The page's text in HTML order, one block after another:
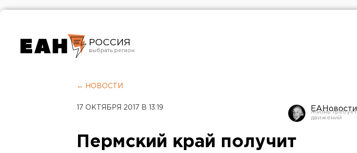
РОССИЯ
Челябинск
← НОВОСТИ
17 ОКТЯБРЯ 2017 В 13:19 ЕАНовости
Пермский край получит